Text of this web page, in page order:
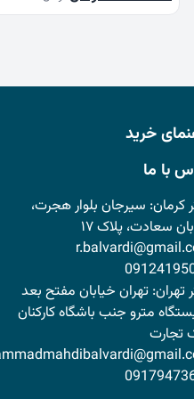
اصلی
فعلی
خرید
با ما
کرمان: سیرجان بلوار هجرت،
سعادت، پلاک ۱۷
تهران: تهران خیابان مفتح بعد
مترو جنب باشگاه کارکنان
تجارت